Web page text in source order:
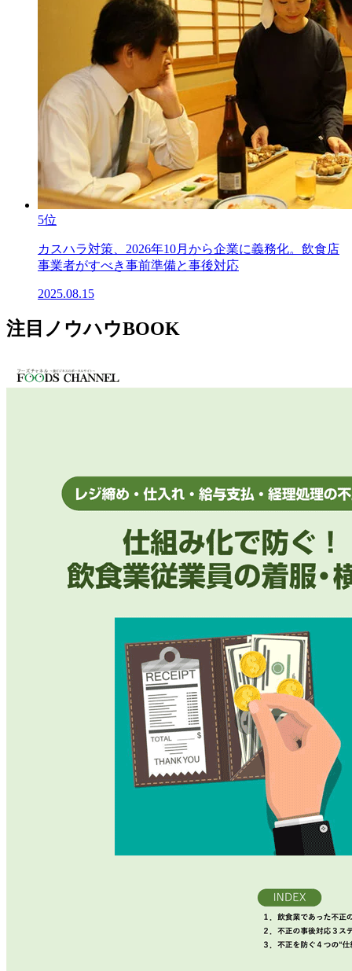
5位
カスハラ対策、2026年10月から企業に義務化。飲食店
事業者がすべき事前準備と事後対応
2025.08.15
注目ノウハウBOOK